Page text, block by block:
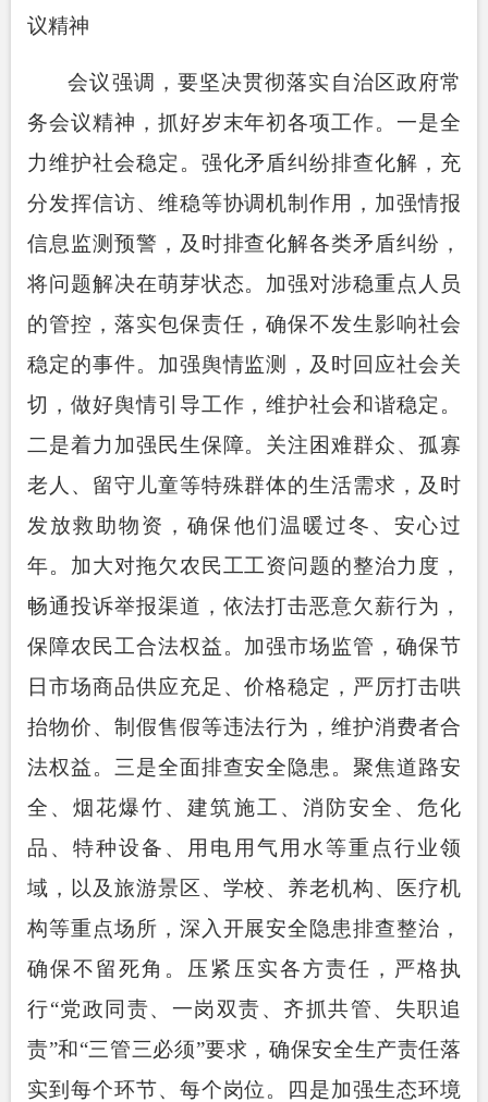
议精神
会议强调，要坚决贯彻落实自治区政府常
务会议精神，抓好岁末年初各项工作。一是全
力维护社会稳定。 强化矛盾纠纷排查化解，充
分发挥信访、维稳等协调机制作用，加强情报
信息监测预警，及时排查化解各类矛盾纠纷，
将问题解决在萌芽状态。加强对涉稳重点人员
的管控，落实包保责任，确保不发生影响社会
稳定的事件。加强舆情监测，及时回应社会关
切，做好舆情引导工作，维护社会和谐稳定。
二是着力加强民生保障。 关注困难群众、孤寡
老人、留守儿童等特殊群体的生活需求，及时
发放救助物资，确保他们温暖过冬、安心过
年。加大对拖欠农民工工资问题的整治力度，
畅通投诉举报渠道，依法打击恶意欠薪行为，
保障农民工合法权益。加强市场监管，确保节
日市场商品供应充足、价格稳定，严厉打击哄
抬物价、制假售假等违法行为，维护消费者合
法权益。 三是全面排查安全隐患。聚焦道路安
全、烟花爆竹、建筑施工、消防安全、危化
品、特种设备、用电用气用水等重点行业领
域，以及旅游景区、学校、养老机构、医疗机
构等重点场所，深入开展安全隐患排查整治，
确保不留死角。压紧压实各方责任，严格执
行“党政同责、一岗双责、齐抓共管、失职追
责”和“三管三必须”要求，确保安全生产责任落
实到每个环节、每个岗位。 四是加强生态环境